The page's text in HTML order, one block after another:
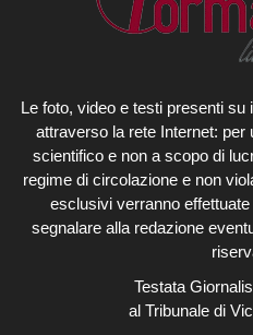
Le foto, video e testi presenti
attraverso la rete Internet: per
scientifico e non a scopo di
regime di circolazione e non
esclusivi verranno
segnalare alla redazione
Testata
al Tribunale di